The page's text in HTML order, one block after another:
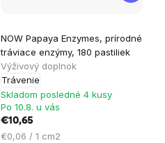
NOW Papaya Enzymes, prírodné
tráviace enzýmy, 180 pastiliek
Výživový doplnok
Trávenie
Skladom posledné 4 kusy
Po 10.8. u vás
€10,65
Jednotková
€0,06 / 1 cm2